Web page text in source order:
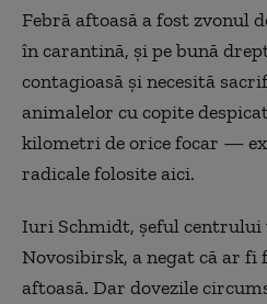
Febră aftoasă a fost zvonul
în carantină, și pe bună
contagioasă și necesită
animalelor cu copite
kilometri de orice focar —
radicale folosite aici.
Iuri Schmidt, șeful
Novosibirsk, a negat că ar fi
aftoasă. Dar dovezile